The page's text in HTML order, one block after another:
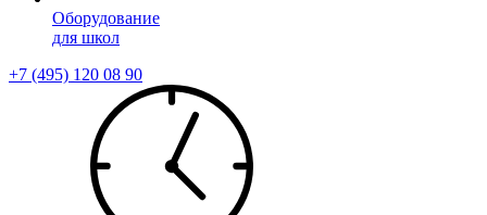
Оборудование
для школ
+7 (495) 120 08 90